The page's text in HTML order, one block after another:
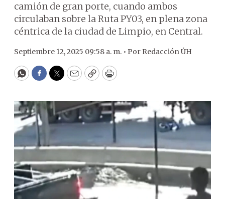
camión de gran porte, cuando ambos
circulaban sobre la Ruta PY03, en plena zona
céntrica de la ciudad de Limpio, en Central.
Septiembre 12, 2025 09:58 a. m. • Por Redacción ÚH
WhatsApp
Facebook
Twitter
EmailCopyPrint